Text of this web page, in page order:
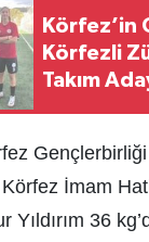
Körfez’in
Körfezli
Takım
İmam
Yıldırım 36